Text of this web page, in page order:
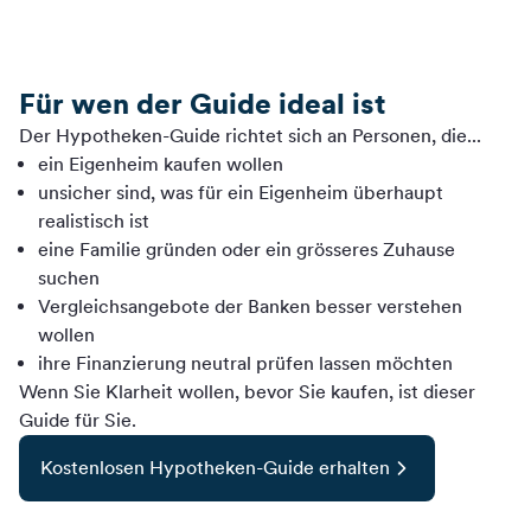
Für wen der Guide ideal ist
Der Hypotheken-Guide richtet sich an Personen, die...
ein Eigenheim kaufen wollen
unsicher sind, was für ein Eigenheim überhaupt
realistisch ist
eine Familie gründen oder ein grösseres Zuhause
suchen
Vergleichsangebote der Banken besser verstehen
wollen
ihre Finanzierung neutral prüfen lassen möchten
Wenn Sie Klarheit wollen, bevor Sie kaufen, ist dieser
Guide für Sie.
Kostenlosen Hypotheken-Guide erhalten